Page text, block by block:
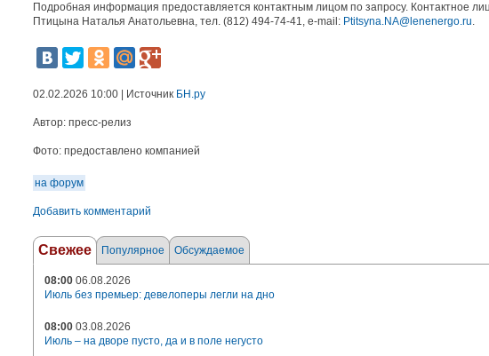
Подробная информация предоставляется контактным лицом по запросу. Контактное
Птицына Наталья Анатольевна, тел. (812) 494-74-41, e-mail: Ptitsyna.NA@lenenergo.ru.
02.02.2026 10:00 | Источник БН.ру
Автор: пресс-релиз
Фото: предоставлено компанией
на форум
Добавить комментарий
Свежее Популярное Обсуждаемое
08:00 06.08.2026
Июль без премьер: девелоперы легли на дно
08:00 03.08.2026
Июль – на дворе пусто, да и в поле негусто